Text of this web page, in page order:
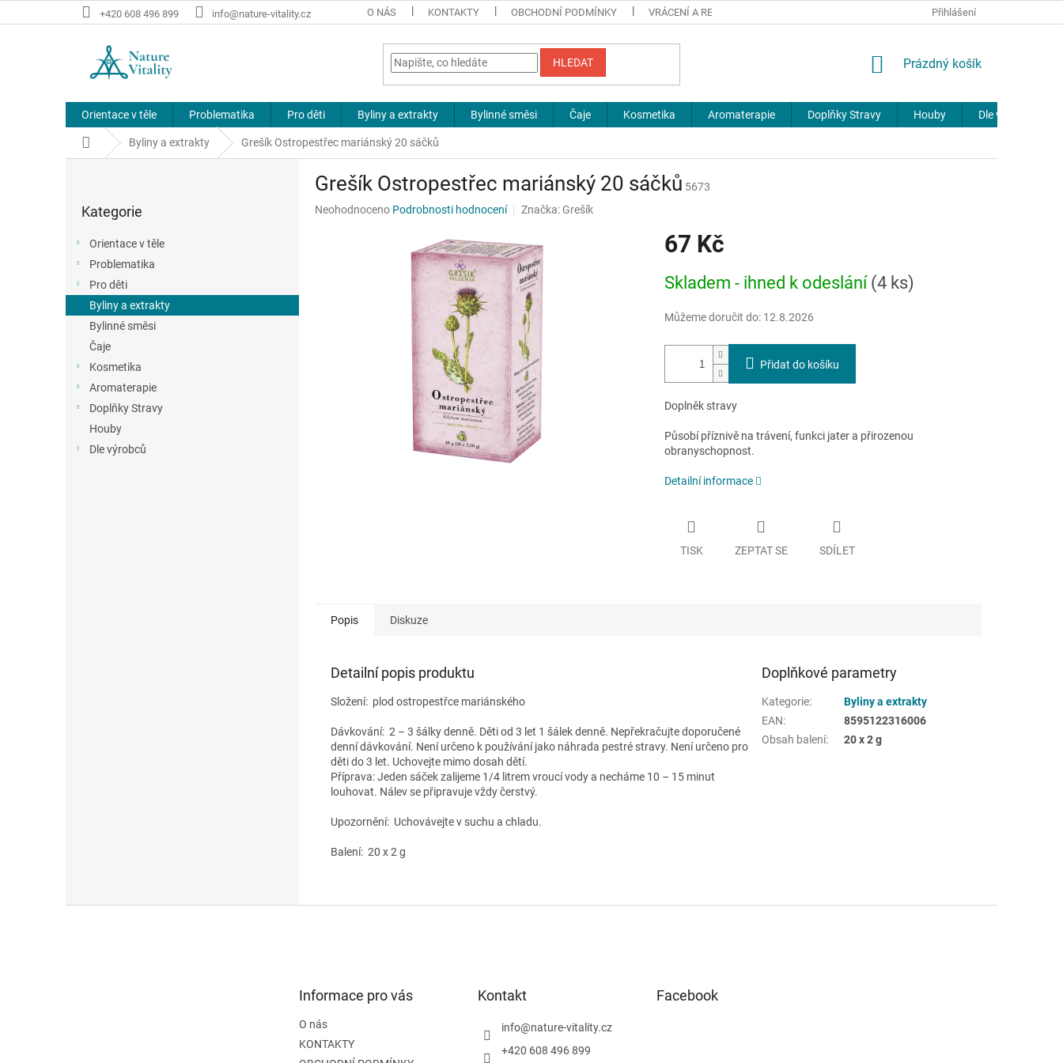
na
+420 608 496 899 info@nature-vitality.cz O NÁS KONTAKTY OBCHODNÍ PODMÍNKY VRÁCENÍ A REKLAMACE JOURNAL
Přihlášení
HLEDAT
NÁKUPNÍ
Prázdný košík
Orientace v těle Problematika Pro děti Byliny a extrakty Bylinné směsi Čaje Kosmetika Aromaterapie Doplňky Stravy Houby Dle výrobců
Domů Byliny a extrakty Grešík Ostropestřec mariánský 20 sáčků
kategorie
Kategorie
Orientace v těle
Problematika
Pro děti
Byliny a extrakty
Bylinné směsi
Čaje
Kosmetika
Aromaterapie
Doplňky Stravy
Houby
Dle výrobců
Grešík Ostropestřec mariánský 20 sáčků 5673
Průměrné
Neohodnoceno Podrobnosti hodnocení Značka: Grešík
67 Kč
cena:
Skladem - ihned k odeslání (4 ks)
Můžeme doručit do: 12.8.2026
Přidat do košíku
Doplněk stravy
Působí příznivě na trávení, funkci jater a přirozenou
obranyschopnost.
Detailní informace
TISK ZEPTAT SE SDÍLET
Popis Diskuze
Detailní popis produktu
Složení: plod ostropestřce mariánského
Dávkování: 2 – 3 šálky denně. Děti od 3 let 1 šálek denně. Nepřekračujte doporučené
denní dávkování. Není určeno k používání jako náhrada pestré stravy. Není určeno pro
děti do 3 let. Uchovejte mimo dosah dětí.
Příprava: Jeden sáček zalijeme 1/4 litrem vroucí vody a necháme 10 – 15 minut
louhovat. Nálev se připravuje vždy čerstvý.
Upozornění: Uchovávejte v suchu a chladu.
Balení: 20 x 2 g
Doplňkové parametry
Kategorie:
Byliny a extrakty
EAN:
8595122316006
Obsah balení: 20 x 2 g
Informace pro vás
O nás
KONTAKTY
Kontakt
info@nature-vitality.cz
+420 608 496 899
Facebook